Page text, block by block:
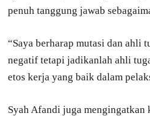
penuh tanggung jawab
“Saya berharap mutasi dan ahli
negatif tetapi jadikanlah ahli
etos kerja yang baik dalam
Syah Afandi juga mengingatkan